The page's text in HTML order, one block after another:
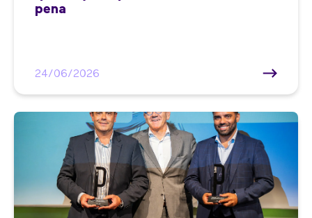
pena
24/06/2026